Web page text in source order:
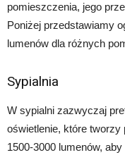
pomieszczenia, jego
Poniżej przedstawiamy
lumenów dla różnych
Sypialnia
W sypialni zazwyczaj
oświetlenie, które tworzy
1500-3000 lumenów,